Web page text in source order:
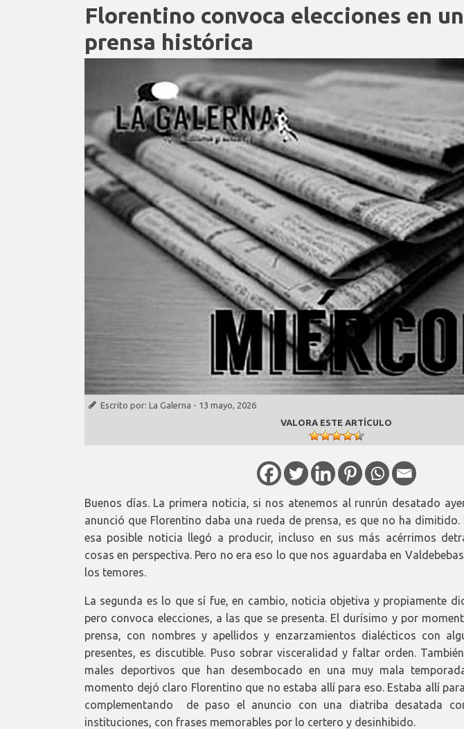
Florentino convoca elecciones en
prensa histórica
Escrito por: La Galerna - 13 mayo, 2026
VALORA ESTE ARTÍCULO
Buenos días. La primera noticia, si nos atenemos al runrún desatado
anunció que Florentino daba una rueda de prensa, es que no ha dimitido.
esa posible noticia llegó a producir, incluso en sus más acérrimos
cosas en perspectiva. Pero no era eso lo que nos aguardaba en
los temores.
La segunda es lo que sí fue, en cambio, noticia objetiva y propiamente
pero convoca elecciones, a las que se presenta. El durísimo y por
prensa, con nombres y apellidos y enzarzamientos dialécticos con
presentes, es discutible. Puso sobrar visceralidad y faltar orden.
males deportivos que han desembocado en una muy mala
momento dejó claro Florentino que no estaba allí para eso. Estaba allí
complementando de paso el anuncio con una diatriba desatada
instituciones, con frases memorables por lo certero y desinhibido.